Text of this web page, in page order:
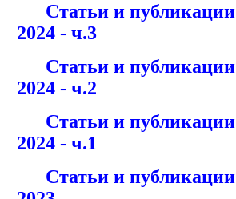
Статьи и публикации
2024 - ч.3
Статьи и публикации
2024 - ч.2
Статьи и публикации
2024 - ч.1
Статьи и публикации